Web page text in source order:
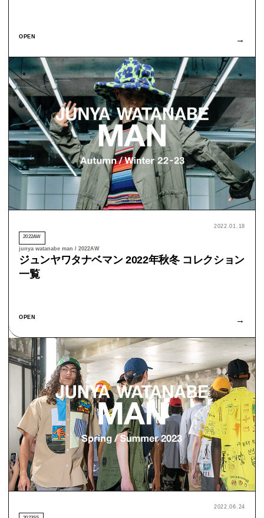
OPEN →
2022.01.18
2022AW
junya watanabe man / 2022AW
ジュンヤワタナベマン 2022年秋冬 コレクション
一覧
OPEN →
2022.06.24